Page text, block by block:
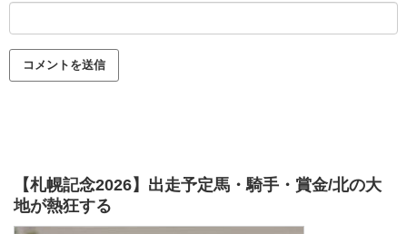
【札幌記念2026】出走予定馬・騎手・賞金/北の大
地が熱狂する